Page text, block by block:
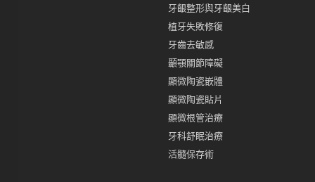
牙齦整形與牙齦美白
植牙失敗修復
牙齒去敏感
顳顎關節障礙
顯微陶瓷嵌體
顯微陶瓷貼片
顯微根管治療
牙科舒眠治療
活髓保存術